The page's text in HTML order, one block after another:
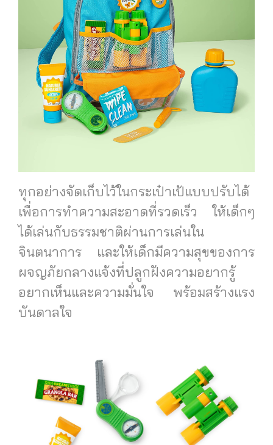
ทุกอย่างจัดเก็บไว้ในกระเป๋าเป้แบบปรับได้
เพื่อการทำความสะอาดที่รวดเร็ว ให้เด็กๆ
ได้เล่นกับธรรมชาติผ่านการเล่นใน
จินตนาการ และให้เด็กมีความสุขของการ
ผจญภัยกลางแจ้งที่ปลูกฝังความอยากรู้
อยากเห็นและความมั่นใจ พร้อมสร้างแรง
บันดาลใจ